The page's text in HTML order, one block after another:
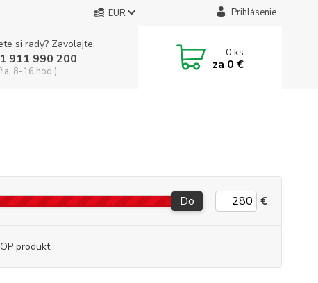
EUR Prihlásenie
si rady? Zavolajte.
911 990 200
8-16 hod.)
0ks
za 0 €
Do €
produkt